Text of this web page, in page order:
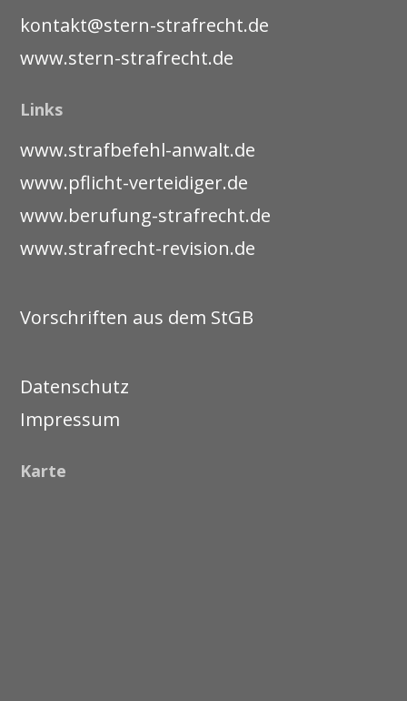
kontakt@stern-strafrecht.de
www.stern-strafrecht.de
Links
www.strafbefehl-anwalt.de
www.pflicht-verteidiger.de
www.berufung-strafrecht.de
www.strafrecht-revision.de
Vorschriften aus dem StGB
Datenschutz
Impressum
Karte